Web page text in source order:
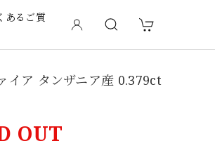
あるご質
イア タンザニア産 0.379ct
OUT